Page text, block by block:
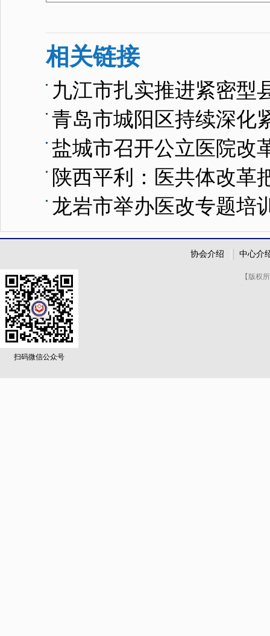
相关链接
九江市扎实推进紧密型
青岛市城阳区持续深化
盐城市召开公立医院改
陕西平利：医共体改革
龙岩市举办医改专题培
协会介绍 中心介
扫码微信公众号
【版权